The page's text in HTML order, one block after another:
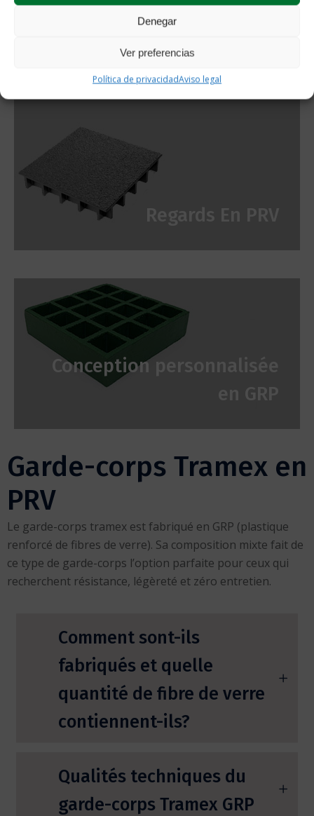
Denegar
Ver preferencias
Política de privacidadAviso legal
Conception personnalisée
Garde-corps Tramex en
PRV
Le garde-corps tramex est fabriqué en GRP (plastique
renforcé de fibres de verre). Sa composition mixte fait de
ce type de garde-corps l’option parfaite pour ceux qui
recherchent résistance, légèreté et zéro entretien.
Comment sont-ils
fabriqués et quelle
quantité de fibre de verre
contiennent-ils?
Qualités techniques du
garde-corps Tramex GRP